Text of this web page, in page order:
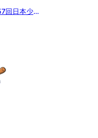
回日本少